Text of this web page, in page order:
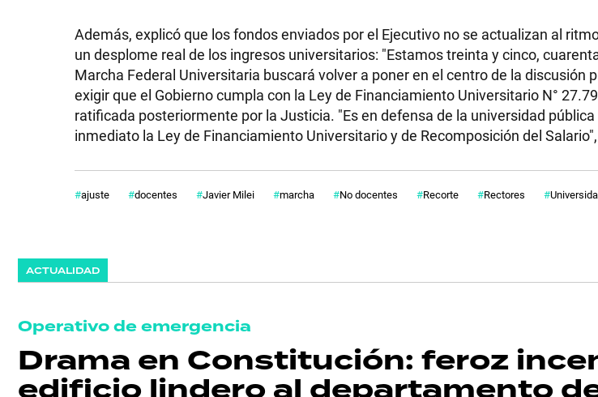
Además, explicó que los fondos enviados por el Ejecutivo no se actualizan al
un desplome real de los ingresos universitarios: "Estamos treinta y cinco,
Marcha Federal Universitaria buscará volver a poner en el centro de la discusión
exigir que el Gobierno cumpla con la Ley de Financiamiento Universitario N°
ratificada posteriormente por la Justicia. "Es en defensa de la universidad
inmediato la Ley de Financiamiento Universitario y de Recomposición del
ajuste docentes Javier Milei marcha No docentes Recorte Rectores
ACTUALIDAD
Operativo de emergencia
Drama en Constitución: feroz